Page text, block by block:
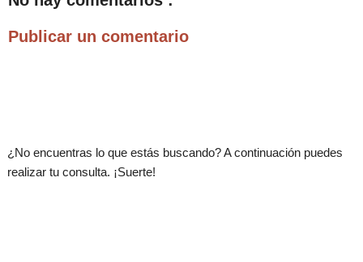
Publicar un comentario
¿No encuentras lo que estás buscando? A continuación puedes
realizar tu consulta. ¡Suerte!